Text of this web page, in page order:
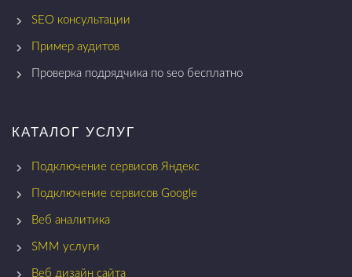
SEO консультации
Пример аудитов
Проверка подрядчика по seo бесплатно
КАТАЛОГ УСЛУГ
Подключение сервисов Яндекс
Подключение сервисов Google
Веб аналитика
SMM услуги
Веб дизайн сайта